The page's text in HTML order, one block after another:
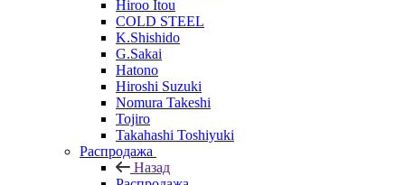
Hiroo Itou
COLD STEEL
K.Shishido
G.Sakai
Hatono
Hiroshi Suzuki
Nomura Takeshi
Tojiro
Takahashi Toshiyuki
Распродажа
Назад